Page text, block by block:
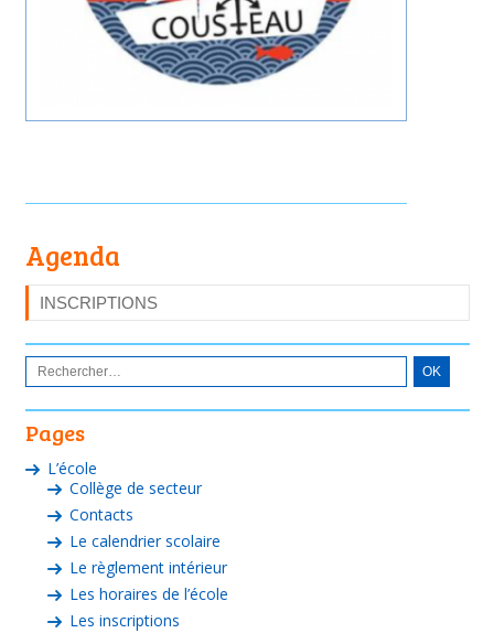
Agenda
INSCRIPTIONS
Pages
L’école
Collège de secteur
Contacts
Le calendrier scolaire
Le règlement intérieur
Les horaires de l’école
Les inscriptions